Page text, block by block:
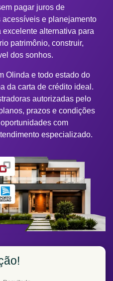
pagar juros de
e planejamento
alternativa para
patrimônio, construir,
dos sonhos.
Olinda e todo estado do
da carta de crédito ideal.
autorizadas pelo
prazos e condições
com
especializado.